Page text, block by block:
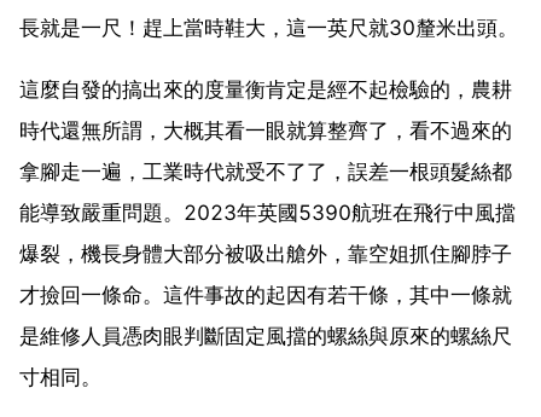
長就是一尺！趕上當時鞋大，這一英尺就30釐米出頭。
這麼自發的搞出來的度量衡肯定是經不起檢驗的，農耕
時代還無所謂，大概其看一眼就算整齊了，看不過來的
拿腳走一遍，工業時代就受不了了，誤差一根頭髮絲都
能導致嚴重問題。2023年英國5390航班在飛行中風擋
爆裂，機長身體大部分被吸出艙外，靠空姐抓住腳脖子
才撿回一條命。這件事故的起因有若干條，其中一條就
是維修人員憑肉眼判斷固定風擋的螺絲與原來的螺絲尺
寸相同。